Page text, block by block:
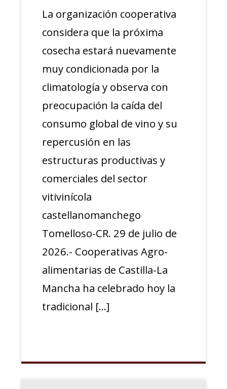
La organización cooperativa
considera que la próxima
cosecha estará nuevamente
muy condicionada por la
climatología y observa con
preocupación la caída del
consumo global de vino y su
repercusión en las
estructuras productivas y
comerciales del sector
vitivinícola
castellanomanchego
Tomelloso-CR. 29 de julio de
2026.- Cooperativas Agro-
alimentarias de Castilla-La
Mancha ha celebrado hoy la
tradicional […]